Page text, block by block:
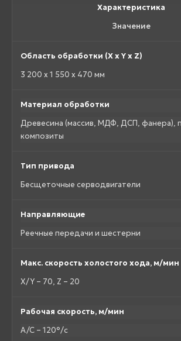
Характеристика
Значение
Область обработки (X x Y x Z)
3 200 x 1 550 x 470 мм
Материал обработки
Древесина (массив, МДФ, ДСП, фанера),
композиты
Тип привода
Бесщеточные серводвигатели
Направляющие
Реечные передачи и шестерни
Макс. скорость холостого хода, м/мин
X/Y – 70, Z – 20
Рабочая скорость, м/мин
A/C – 120°/с